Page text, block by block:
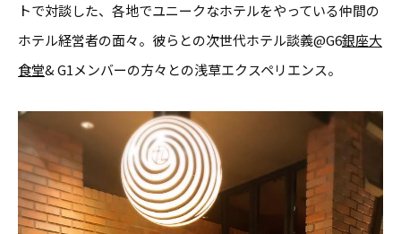
トで対談した、各地でユニークなホテルをやっている仲間の
ホテル経営者の面々。彼らとの次世代ホテル談義@G6銀座大
食堂& G1メンバーの方々との浅草エクスペリエンス。